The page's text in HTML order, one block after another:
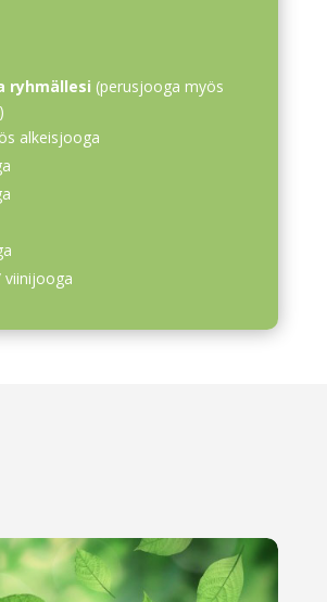
ryhmällesi (perusjooga myös
alkeisjooga
viinijooga